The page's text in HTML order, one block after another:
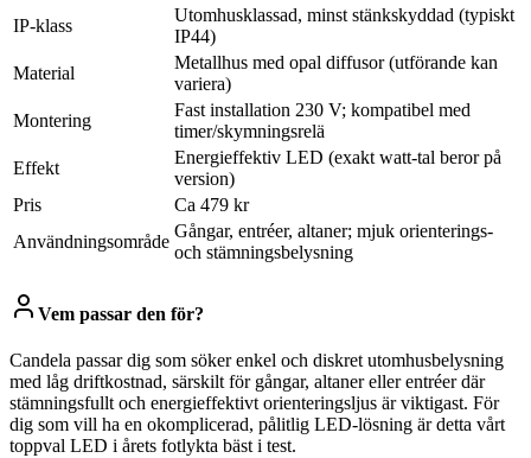
IP-klass
Utomhusklassad, minst stänkskyddad (typiskt
IP44)
Material
Metallhus med opal diffusor (utförande kan
variera)
Montering
Fast installation 230 V; kompatibel med
timer/skymningsrelä
Effekt
Energieffektiv LED (exakt watt-tal beror på
version)
Pris
Ca 479 kr
Användningsområde
Gångar, entréer, altaner; mjuk orienterings-
och stämningsbelysning
Vem passar den för?
Candela passar dig som söker enkel och diskret utomhusbelysning
med låg driftkostnad, särskilt för gångar, altaner eller entréer där
stämningsfullt och energieffektivt orienteringsljus är viktigast. För
dig som vill ha en okomplicerad, pålitlig LED-lösning är detta vårt
toppval LED i årets fotlykta bäst i test.